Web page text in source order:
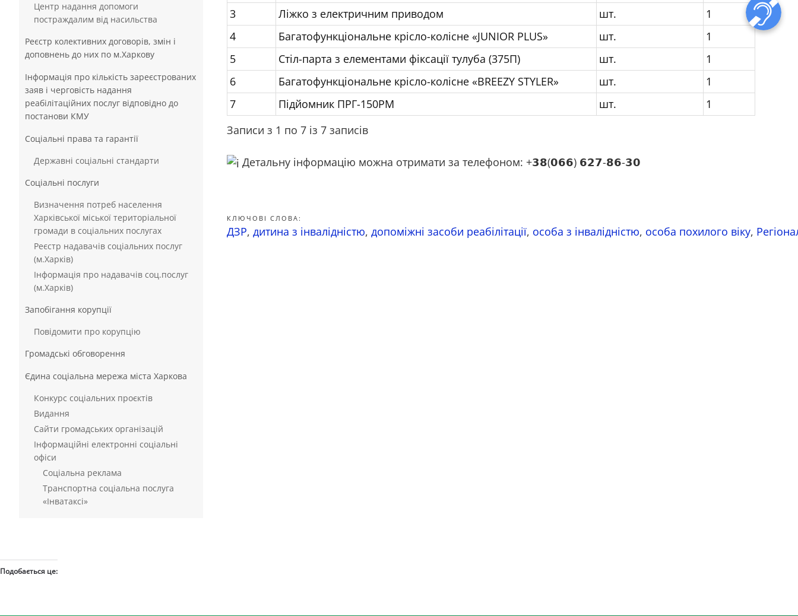
Центр надання допомоги
постраждалим від насильства
Реєстр колективних договорів, змін і
доповнень до них по м.Харкову
Інформація про кількість зареєстрованих
заяв і черговість надання
реабілітаційних послуг відповідно до
постанови КМУ
Соціальні права та гарантії
Державні соціальні стандарти
Соціальні послуги
Визначення потреб населення
Харківської міської територіальної
громади в соціальних послугах
Реєстр надавачів соціальних послуг
(м.Харків)
Інформація про надавачів соц.послуг
(м.Харків)
Запобігання корупції
Повідомити про корупцію
Громадські обговорення
Єдина соціальна мережа міста Харкова
Конкурс соціальних проєктів
Видання
Сайти громадських організацій
Інформаційні електронні соціальні
офіси
Соціальна реклама
Транспортна соціальна послуга
«Інватаксі»
3
Ліжко з електричним приводом шт.
1
4
Багатофункціональне крісло-колісне «JUNIOR PLUS» шт.
1
5
Стіл-парта з елементами фіксації тулуба (375П) шт.
1
6
Багатофункціональне крісло-колісне «BREEZY STYLER» шт.
1
7
Підйомник ПРГ-150РМ шт.
1
Записи з 1 по 7 із 7 записів
Детальну інформацію можна отримати за телефоном: +𝟯𝟴(𝟬𝟲𝟲) 𝟲𝟮𝟳-𝟴𝟲-𝟯𝟬
КЛЮЧОВІ СЛОВА:
ДЗР, дитина з інвалідністю, допоміжні засоби реабілітації, особа з інвалідністю, особа похилого віку,
Подобається це: